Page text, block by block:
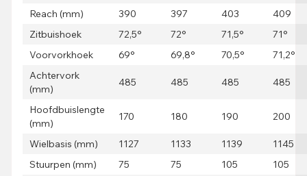
Reach (mm) 390 397 403
409
Zitbuishoek
72,5° 72° 71,5°
71°
Voorvorkhoek
69° 69,8° 70,5°
71,2°
Achtervork
(mm)
485 485 485 485
Hoofdbuislengte
(mm)
170 180 190 200
Wielbasis (mm) 1127 1133 1139
1145
Stuurpen (mm)
75 75 105
105